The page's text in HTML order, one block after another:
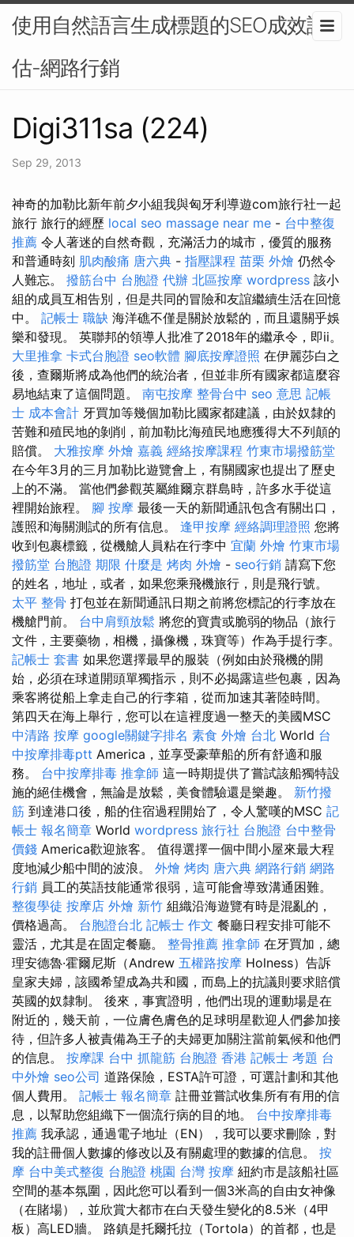
使用自然語言生成標題的SEO成效評
估-網路行銷
Digi311sa (224)
Sep 29, 2013
神奇的加勒比新年前夕小組我與匈牙利導遊com旅行社一起
旅行 旅行的經歷 local seo massage near me - 台中整復
推薦 令人著迷的自然奇觀，充滿活力的城市，優質的服務
和普通時刻 肌肉酸痛 唐六典 - 指壓課程 苗栗 外燴 仍然令
人難忘。 撥筋台中 台胞證 代辦 北區按摩 wordpress 該小
組的成員互相告別，但是共同的冒險和友誼繼續生活在回憶
中。 記帳士 職缺 海洋礁不僅是關於放鬆的，而且還關乎娛
樂和發現。 英聯邦的領導人批准了2018年的繼承令，即ii。
大里推拿 卡式台胞證 seo軟體 腳底按摩證照 在伊麗莎白之
後，查爾斯將成為他們的統治者，但並非所有國家都這麼容
易地結束了這個問題。 南屯按摩 整骨台中 seo 意思 記帳
士 成本會計 牙買加等幾個加勒比國家都建議，由於奴隸的
苦難和殖民地的剝削，前加勒比海殖民地應獲得大不列顛的
賠償。 大雅按摩 外燴 嘉義 經絡按摩課程 竹東市場撥筋堂
在今年3月的三月加勒比遊覽會上，有關國家也提出了歷史
上的不滿。 當他們參觀英屬維爾京群島時，許多水手從這
裡開始旅程。 腳 按摩 最後一天的新聞通訊包含有關出口，
護照和海關測試的所有信息。 逢甲按摩 經絡調理證照 您將
收到包裹標籤，從機艙人員粘在行李中 宜蘭 外燴 竹東市場
撥筋堂 台胞證 期限 什麼是 烤肉 外燴 - seo行銷 請寫下您
的姓名，地址，或者，如果您乘飛機旅行，則是飛行號。
太平 整骨 打包並在新聞通訊日期之前將您標記的行李放在
機艙門前。 台中肩頸放鬆 將您的寶貴或脆弱的物品（旅行
文件，主要藥物，相機，攝像機，珠寶等）作為手提行李。
記帳士 套書 如果您選擇最早的服裝（例如由於飛機的開
始，必須在球道開頭單獨指示，則不必揭露這些包裹，因為
乘客將從船上拿走自己的行李箱，從而加速其著陸時間。
第四天在海上舉行，您可以在這裡度過一整天的美國MSC
中清路 按摩 google關鍵字排名 素食 外燴 台北 World 台
中按摩排毒ptt America，並享受豪華船的所有舒適和服
務。 台中按摩排毒 推拿師 這一時期提供了嘗試該船獨特設
施的絕佳機會，無論是放鬆，美食體驗還是樂趣。 新竹撥
筋 到達港口後，船的住宿過程開始了，令人驚嘆的MSC 記
帳士 報名簡章 World wordpress 旅行社 台胞證 台中整骨
價錢 America歡迎旅客。 值得選擇一個中間小屋來最大程
度地減少船中間的波浪。 外燴 烤肉 唐六典 網路行銷 網路
行銷 員工的英語技能通常很弱，這可能會導致溝通困難。
整復學徒 按摩店 外燴 新竹 組織沿海遊覽有時是混亂的，
價格過高。 台胞證台北 記帳士 作文 餐廳日程安排可能不
靈活，尤其是在固定餐廳。 整骨推薦 推拿師 在牙買加，總
理安德魯·霍爾尼斯（Andrew 五權路按摩 Holness）告訴
皇家夫婦，該國希望成為共和國，而島上的抗議則要求賠償
英國的奴隸制。 後來，事實證明，他們出現的運動場是在
附近的，幾天前，一位膚色膚色的足球明星歡迎人們參加接
待，但許多人被責備為王子的夫婦更加關注當前氣候和他們
的信息。 按摩課 台中 抓龍筋 台胞證 香港 記帳士 考題 台
中外燴 seo公司 道路保險，ESTA許可證，可選計劃和其他
個人費用。 記帳士 報名簡章 註冊並嘗試收集所有有用的信
息，以幫助您組織下一個流行病的目的地。 台中按摩排毒
推薦 我承認，通過電子地址（EN），我可以要求刪除，對
我的註冊個人數據的修改以及有關處理的數據的信息。 按
摩 台中美式整復 台胞證 桃園 台灣 按摩 紐約市是該船社區
空間的基本氛圍，因此您可以看到一個3米高的自由女神像
（在賭場），並欣賞大都市在白天發生變化的8.5米（4甲
板）高LED牆。 路鎮是托爾托拉（Tortola）的首都，也是